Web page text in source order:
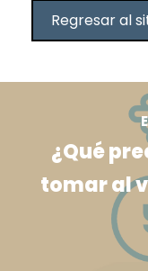
Regresar al
¿Qué
tomar al